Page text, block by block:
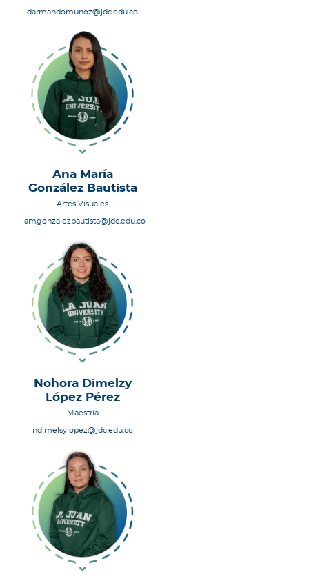
darmandomunoz@jdc.edu.co
Ana María
González Bautista
Artes Visuales
amgonzalezbautista@jdc.edu.co
Nohora Dimelzy
López Pérez
Maestría
ndimelsylopez@jdc.edu.co